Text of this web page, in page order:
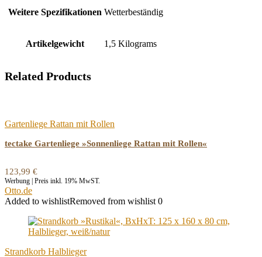
Weitere Spezifikationen ‎Wetterbeständig
Artikelgewicht ‎1,5 Kilograms
Related Products
Gartenliege Rattan mit Rollen
tectake Gartenliege »Sonnenliege Rattan mit Rollen«
123,99 €
Werbung | Preis inkl. 19% MwST.
Otto.de
Added to wishlistRemoved from wishlist 0
Strandkorb Halblieger